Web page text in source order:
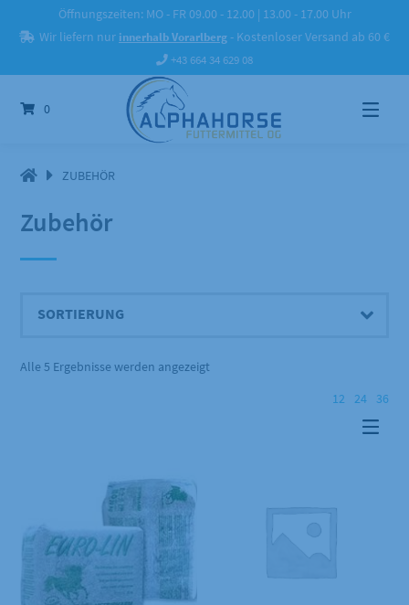
zum
Inhalt
Öffnungszeiten: MO - FR 09.00 - 12.00 | 13.00 - 17.00 Uhr
Wir liefern nur innerhalb Vorarlberg- Kostenloser Versand ab 60 €
+43 664 34 629 08
0
ZUBEHÖR
Zubehör
Alle 5 Ergebnisse werden angezeigt
12
24 36